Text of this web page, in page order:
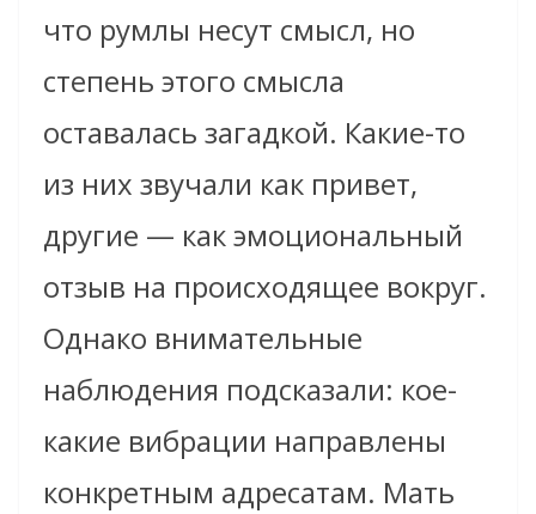
что румлы несут смысл, но
степень этого смысла
оставалась загадкой. Какие-то
из них звучали как привет,
другие — как эмоциональный
отзыв на происходящее вокруг.
Однако внимательные
наблюдения подсказали: кое-
какие вибрации направлены
конкретным адресатам. Мать